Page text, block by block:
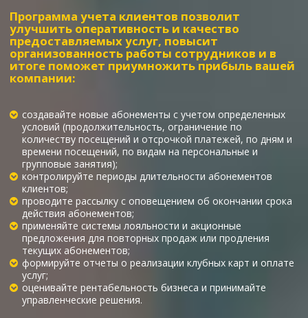
Программа учета клиентов позволит
улучшить оперативность и качество
предоставляемых услуг, повысит
организованность работы сотрудников и в
итоге поможет приумножить прибыль вашей
компании:
создавайте новые абонементы с учетом определенных
условий (продолжительность, ограничение по
количеству посещений и отсрочкой платежей, по дням и
времени посещений, по видам на персональные и
групповые занятия);
контролируйте периоды длительности абонементов
клиентов;
проводите рассылку с оповещением об окончании срока
действия абонементов;
применяйте системы лояльности и акционные
предложения для повторных продаж или продления
текущих абонементов;
формируйте отчеты о реализации клубных карт и оплате
услуг;
оценивайте рентабельность бизнеса и принимайте
управленческие решения.